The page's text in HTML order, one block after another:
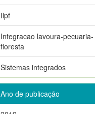
Ilpf
Integracao lavoura-pecuaria-
floresta
Sistemas integrados
Ano de publicação